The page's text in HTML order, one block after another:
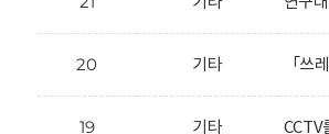
20 기타 「쓰
19 기타 CCTV